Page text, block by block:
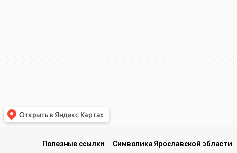
Полезные ссылки Символика Ярославской области